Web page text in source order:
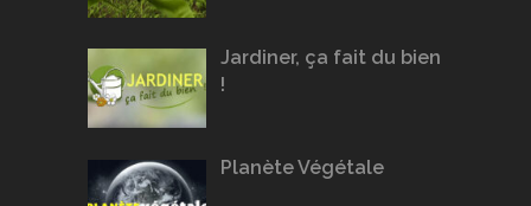
Jardiner, ça fait du bien
!
Planète Végétale